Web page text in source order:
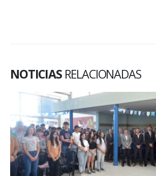
NOTICIAS RELACIONADAS